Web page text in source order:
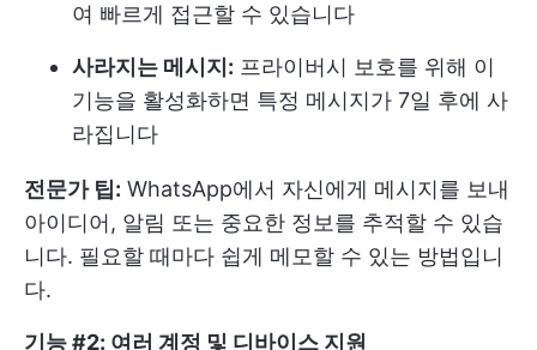
여 빠르게 접근할 수 있습니다
사라지는 메시지: 프라이버시 보호를 위해 이
기능을 활성화하면 특정 메시지가 7일 후에 사
라집니다
전문가 팁: WhatsApp에서 자신에게 메시지를 보내
아이디어, 알림 또는 중요한 정보를 추적할 수 있습
니다. 필요할 때마다 쉽게 메모할 수 있는 방법입니
다.
기능 #2: 여러 계정 및 디바이스 지원